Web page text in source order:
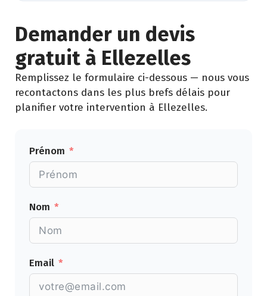
Demander un devis
gratuit à Ellezelles
Remplissez le formulaire ci-dessous — nous vous
recontactons dans les plus brefs délais pour
planifier votre intervention à Ellezelles.
Prénom
Nom
Email